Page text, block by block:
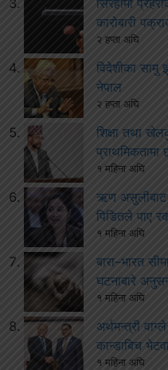
सिरहामा
कारोबारी
२ हप्ता अघि
विदेशीका सामु
नेपाल
२ हप्ता अघि
शिक्षा तथा
प्राथमिकतामा
१ महिना अघि
ऋण असुलीबाट
पिडितले पाए
१ महिना अघि
बारा–भारत
घटनाबारे
१ महिना अघि
अर्थमन्त्री
कान्डाबिच
१ महिना अघि